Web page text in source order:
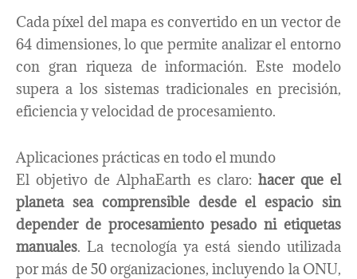
Cada píxel del mapa es convertido en un vector de
64 dimensiones, lo que permite analizar el entorno
con gran riqueza de información. Este modelo
supera a los sistemas tradicionales en precisión,
eficiencia y velocidad de procesamiento.
Aplicaciones prácticas en todo el mundo
El objetivo de AlphaEarth es claro:hacer que el
planeta sea comprensible desde el espacio sin
depender de procesamiento pesado ni etiquetas
manuales. La tecnología ya está siendo utilizada
por más de 50 organizaciones, incluyendo la ONU,